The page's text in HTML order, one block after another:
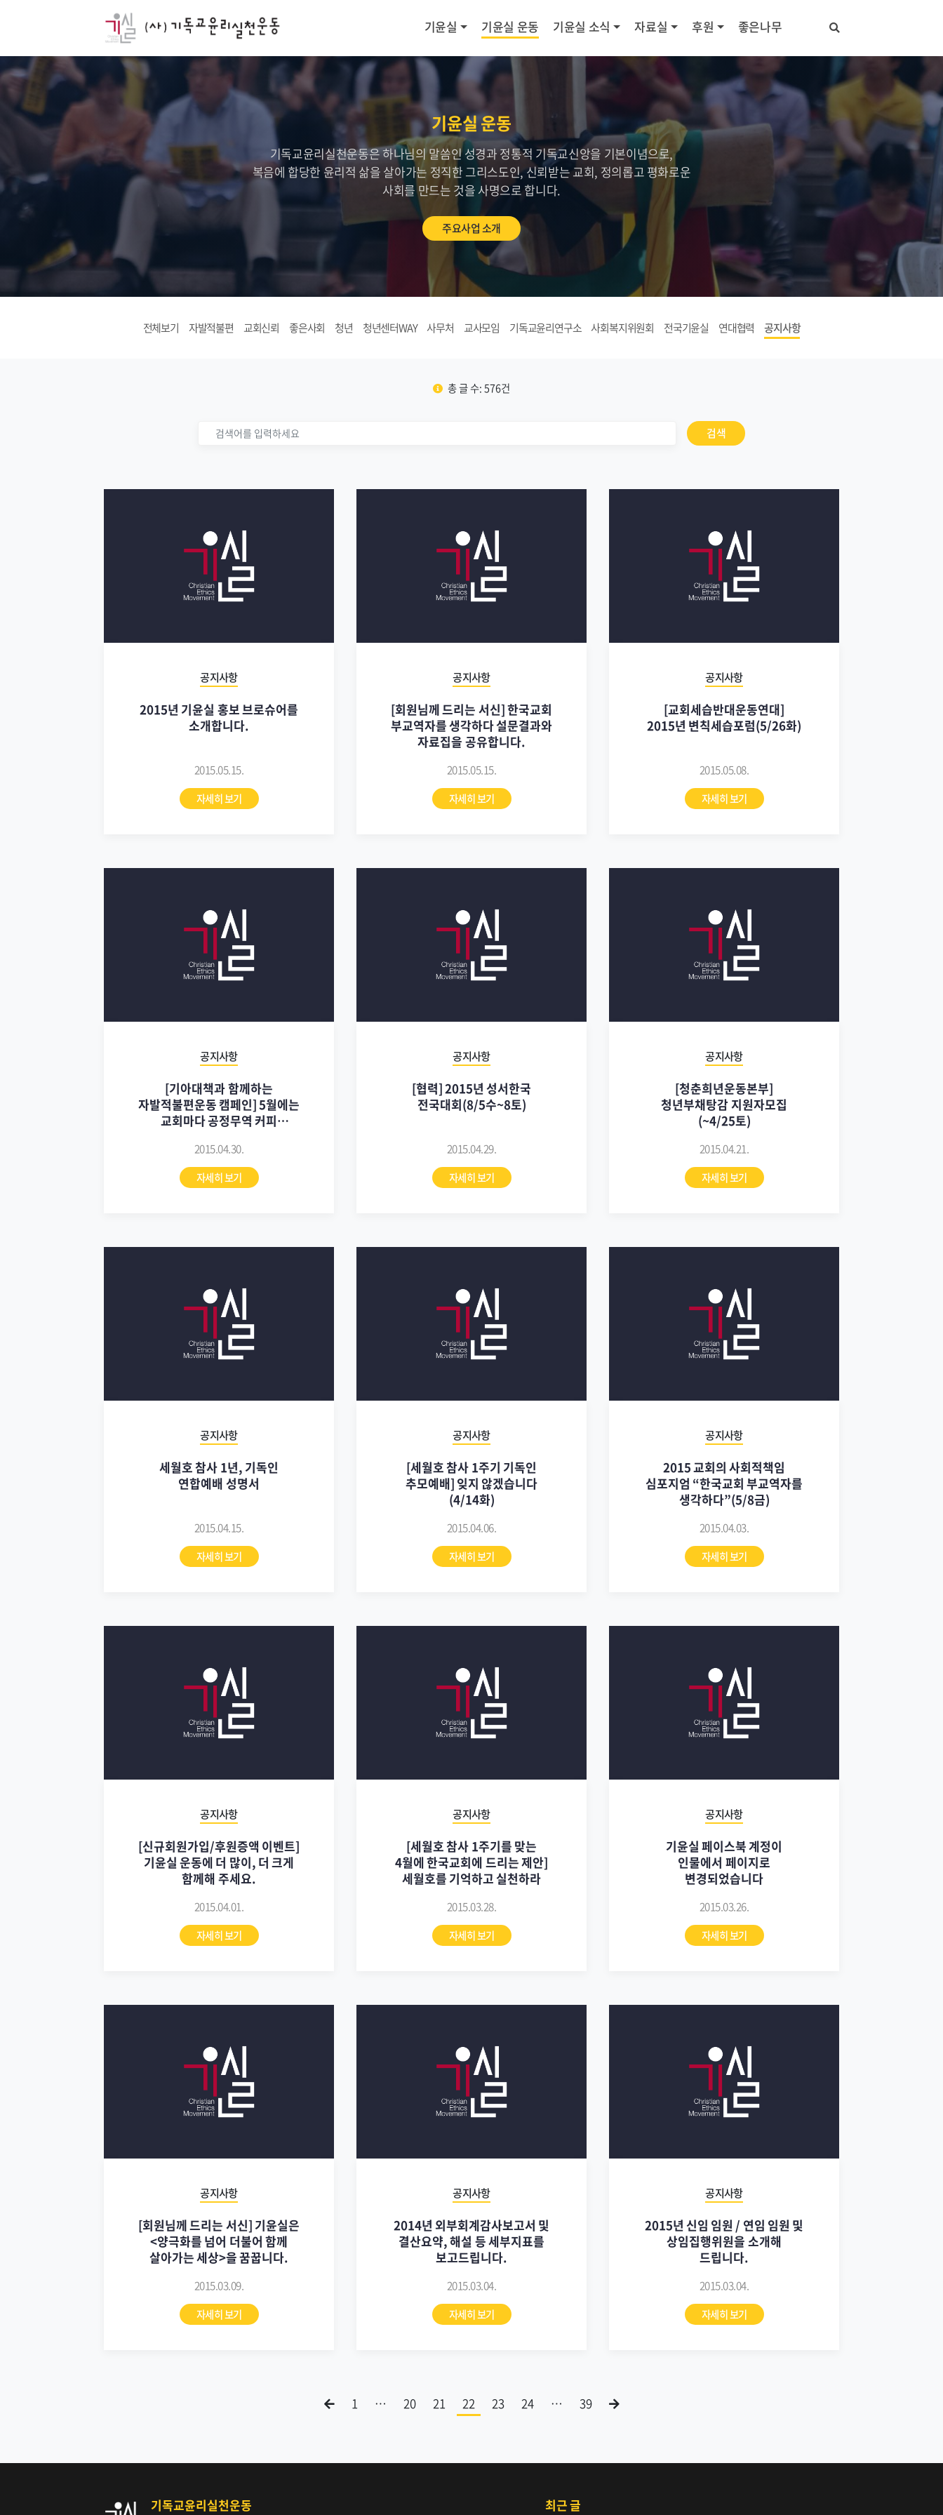
기윤실 기윤실 운동 기윤실 소식 자료실 후원 좋은나무
기윤실 운동
기독교윤리실천운동은 하나님의 말씀인 성경과 정통적 기독교신앙을 기본이념으로,
복음에 합당한 윤리적 삶을 살아가는 정직한 그리스도인, 신뢰받는 교회, 정의롭고 평화로운
사회를 만드는 것을 사명으로 합니다.
주요사업 소개
전체보기 자발적불편 교회신뢰 좋은사회 청년 청년센터WAY 사무처 교사모임 기독교윤리연구소 사회복지위원회 전국기윤실 연대협력 공지사항
총 글 수: 576건
검색
공지사항
2015년 기윤실 홍보 브로슈어를
소개합니다.
2015.05.15.
자세히 보기
공지사항
[회원님께 드리는 서신] 한국교회
부교역자를 생각하다 설문결과와
자료집을 공유합니다.
2015.05.15.
자세히 보기
공지사항
[교회세습반대운동연대]
2015년 변칙세습포럼(5/26화)
2015.05.08.
자세히 보기
공지사항
[기아대책과 함께하는
자발적불편운동 캠페인] 5월에는
교회마다 공정무역 커피
2015.04.30.
자세히 보기
공지사항
[협력] 2015년 성서한국
전국대회(8/5수~8토)
2015.04.29.
자세히 보기
공지사항
[청춘희년운동본부]
청년부채탕감 지원자모집
(~4/25토)
2015.04.21.
자세히 보기
공지사항
세월호 참사 1년, 기독인
연합예배 성명서
2015.04.15.
자세히 보기
공지사항
[세월호 참사 1주기 기독인
추모예배] 잊지 않겠습니다
(4/14화)
2015.04.06.
자세히 보기
공지사항
2015 교회의 사회적책임
심포지엄 “한국교회 부교역자를
생각하다”(5/8금)
2015.04.03.
자세히 보기
공지사항
[신규회원가입/후원증액 이벤트]
기윤실 운동에 더 많이, 더 크게
함께해 주세요.
2015.04.01.
자세히 보기
공지사항
[세월호 참사 1주기를 맞는
4월에 한국교회에 드리는 제안]
세월호를 기억하고 실천하라
2015.03.28.
자세히 보기
공지사항
기윤실 페이스북 계정이
인물에서 페이지로
변경되었습니다
2015.03.26.
자세히 보기
공지사항
[회원님께 드리는 서신] 기윤실은
<양극화를 넘어 더불어 함께
살아가는 세상>을 꿈꿉니다.
2015.03.09.
자세히 보기
공지사항
2014년 외부회계감사보고서 및
결산요약, 해설 등 세부지표를
보고드립니다.
2015.03.04.
자세히 보기
공지사항
2015년 신임 임원 / 연임 임원 및
상임집행위원을 소개해
드립니다.
2015.03.04.
자세히 보기
1 … 20 21 22 23 24 … 39
기독교윤리실천운동 최근 글